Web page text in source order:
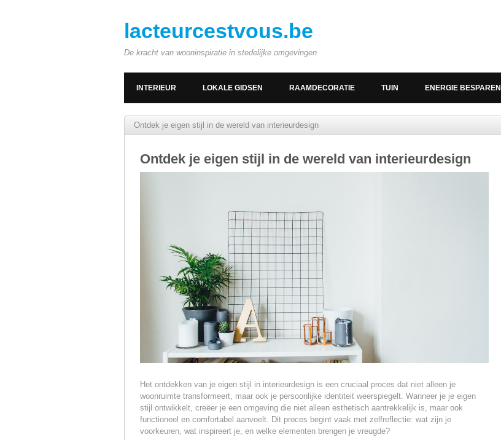
lacteurcestvous.be
De kracht van wooninspiratie in stedelijke omgevingen
INTERIEUR LOKALE GIDSEN RAAMDECORATIE TUIN ENERGIE BESPAREN
Ontdek je eigen stijl in de wereld van interieurdesign
Ontdek je eigen stijl in de wereld van interieurdesign
Het ontdekken van je eigen stijl in interieurdesign is een cruciaal proces dat niet alleen je
woonruimte transformeert, maar ook je persoonlijke identiteit weerspiegelt. Wanneer je je eigen
stijl ontwikkelt, creëer je een omgeving die niet alleen esthetisch aantrekkelijk is, maar ook
functioneel en comfortabel aanvoelt. Dit proces begint vaak met zelfreflectie: wat zijn je
voorkeuren, wat inspireert je, en welke elementen brengen je vreugde?